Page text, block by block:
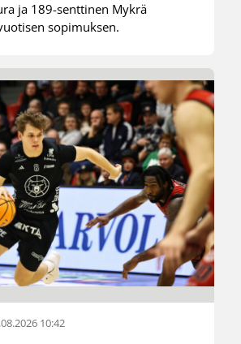
ja 189-senttinen Mykrä
sopimuksen.
10:42